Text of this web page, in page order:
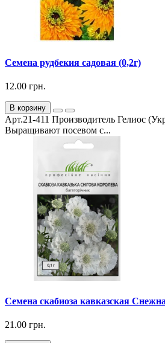
Семена рудбекия садовая (0,2г)
12.00 грн.
В корзину
Арт.21-411 Производитель Гелиос
Выращивают посевом с...
Семена скабиоза кавказская
21.00 грн.